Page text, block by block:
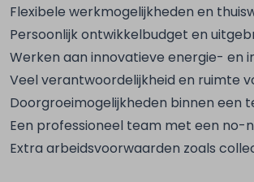
Flexibele werkmogelijkheden en
Persoonlijk ontwikkelbudget en
Werken aan innovatieve energie- en
Veel verantwoordelijkheid en ruimte
Doorgroeimogelijkheden binnen een
Een professioneel team met een no-
Extra arbeidsvoorwaarden zoals